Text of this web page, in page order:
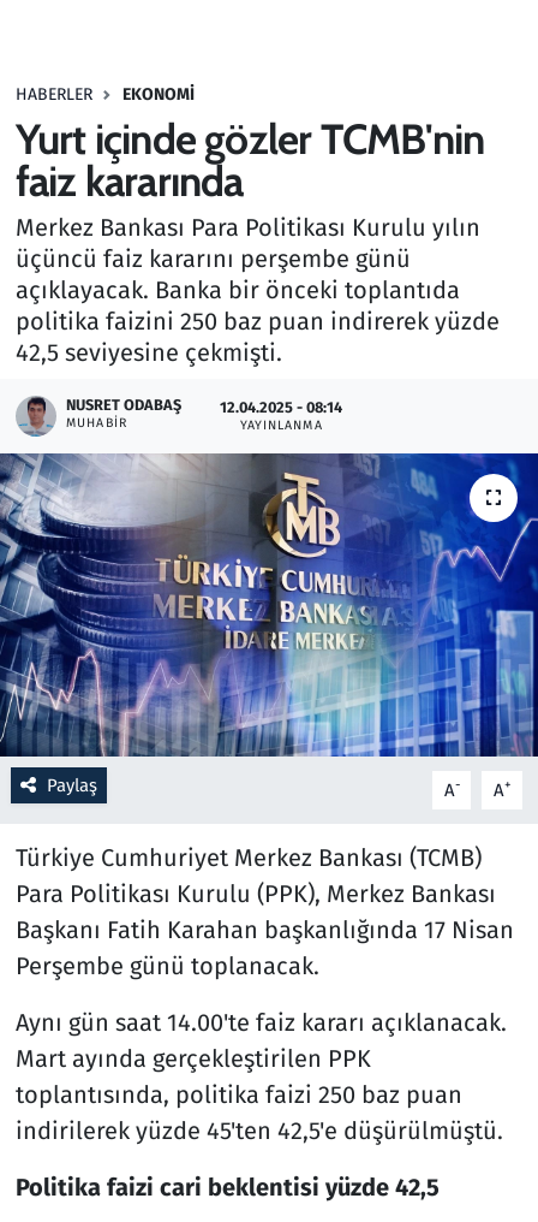
HABERLER EKONOMI
Yurt içinde gözler TCMB'nin
faiz kararında
Merkez Bankası Para Politikası Kurulu yılın
üçüncü faiz kararını perşembe günü
açıklayacak. Banka bir önceki toplantıda
politika faizini 250 baz puan indirerek yüzde
42,5 seviyesine çekmişti.
NUSRET ODABAŞ
MUHABIR
12.04.2025 - 08:14
YAYINLANMA
Paylaş A- A+
Türkiye Cumhuriyet Merkez Bankası (TCMB)
Para Politikası Kurulu (PPK), Merkez Bankası
Başkanı Fatih Karahan başkanlığında 17 Nisan
Perşembe günü toplanacak.
Aynı gün saat 14.00'te faiz kararı açıklanacak.
Mart ayında gerçekleştirilen PPK
toplantısında, politika faizi 250 baz puan
indirilerek yüzde 45'ten 42,5'e düşürülmüştü.
Politika faizi cari beklentisi yüzde 42,5
Haber
Kültür Sanat
Kurumsal Haberler
Lezzet Durağı
Memur ve Kamu
Otomobil
Oyun
Ramazan
Resmi İlanlar
Rüya Tabirleri
Sağlık
Savunma Sanayi
Spor
Teknoloji ve Bilim
Televizyon